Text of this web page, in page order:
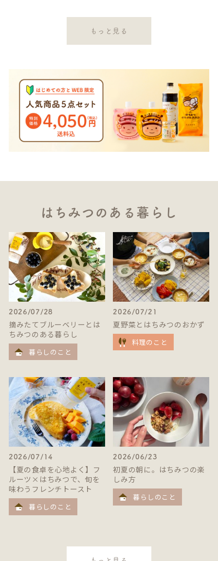
もっと見る
はちみつのある暮らし
2026/07/28
摘みたてブルーベリーとは
ちみつのある暮らし
暮らしのこと
2026/07/21
夏野菜とはちみつのおかず
料理のこと
2026/07/14
【夏の食卓を心地よく】フ
ルーツ×はちみつで、旬を
味わうフレンチトースト
暮らしのこと
2026/06/23
初夏の朝に。はちみつの楽
しみ方
暮らしのこと